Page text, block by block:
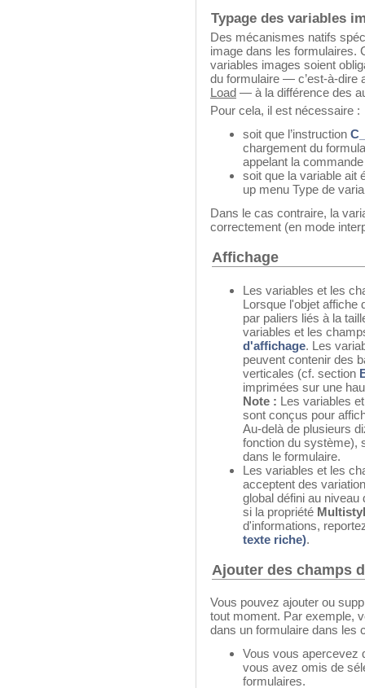
Typage des variables
Des mécanismes natifs
image dans les formulaires.
variables images soient
du formulaire — c’est-à-dire
Load — à la différence des
Pour cela, il est nécessaire :
soit que l’instruction
chargement du
appelant la
soit que la variable ait
up menu Type de
Dans le cas contraire, la
correctement (en mode
Affichage
Les variables et les
Lorsque l'objet affiche
par paliers liés à la
variables et les
d'affichage. Les
peuvent contenir des
verticales (cf. section
imprimées sur une
Note : Les variables
sont conçus pour
Au-delà de plusieurs
fonction du système),
dans le formulaire.
Les variables et les
acceptent des
global défini au
si la propriété
d'informations,
texte riche).
Ajouter des champs
Vous pouvez ajouter ou
tout moment. Par exemple,
dans un formulaire dans les
Vous vous apercevez
vous avez omis de
formulaires.